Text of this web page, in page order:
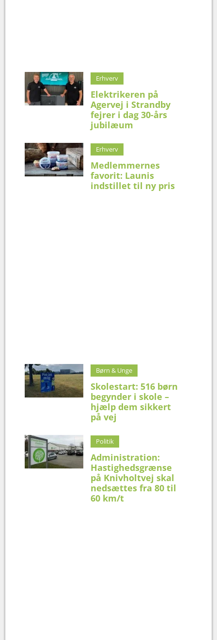
Erhverv
Elektrikeren på
Agervej i Strandby
fejrer i dag 30-års
jubilæum
Erhverv
Medlemmernes
favorit: Launis
indstillet til ny pris
Børn & Unge
Skolestart: 516 børn
begynder i skole –
hjælp dem sikkert
på vej
Politik
Administration:
Hastighedsgrænse
på Knivholtvej skal
nedsættes fra 80 til
60 km/t